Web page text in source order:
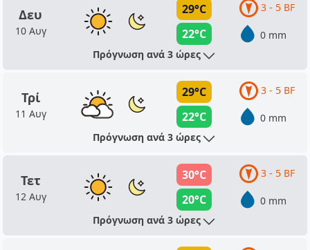
Δευ
10 Αυγ
29°C
22°C
3 - 5 BF
0 mm
Πρόγνωση ανά 3 ώρες
Τρί
11 Αυγ
29°C
22°C
3 - 5 BF
0 mm
Πρόγνωση ανά 3 ώρες
Τετ
12 Αυγ
30°C
20°C
3 - 5 BF
0 mm
Πρόγνωση ανά 3 ώρες